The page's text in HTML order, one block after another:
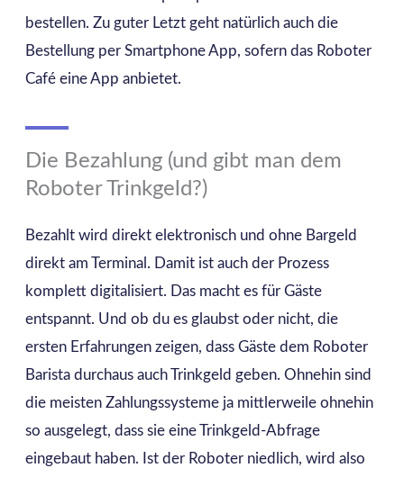
bestellen. Zu guter Letzt geht natürlich auch die
Bestellung per Smartphone App, sofern das Roboter
Café eine App anbietet.
Die Bezahlung (und gibt man dem
Roboter Trinkgeld?)
Bezahlt wird direkt elektronisch und ohne Bargeld
direkt am Terminal. Damit ist auch der Prozess
komplett digitalisiert. Das macht es für Gäste
entspannt. Und ob du es glaubst oder nicht, die
ersten Erfahrungen zeigen, dass Gäste dem Roboter
Barista durchaus auch Trinkgeld geben. Ohnehin sind
die meisten Zahlungssysteme ja mittlerweile ohnehin
so ausgelegt, dass sie eine Trinkgeld-Abfrage
eingebaut haben. Ist der Roboter niedlich, wird also